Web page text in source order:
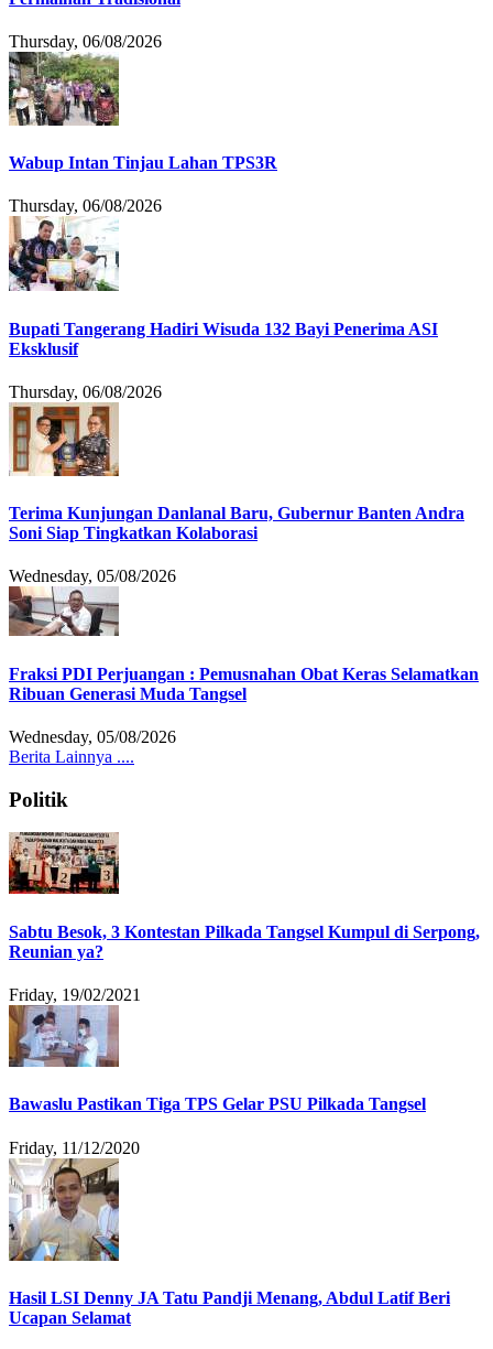
Thursday, 06/08/2026
Wabup Intan Tinjau Lahan TPS3R
Thursday, 06/08/2026
Bupati Tangerang Hadiri Wisuda 132 Bayi Penerima ASI
Eksklusif
Thursday, 06/08/2026
Terima Kunjungan Danlanal Baru, Gubernur Banten Andra
Soni Siap Tingkatkan Kolaborasi
Wednesday, 05/08/2026
Fraksi PDI Perjuangan : Pemusnahan Obat Keras Selamatkan
Ribuan Generasi Muda Tangsel
Wednesday, 05/08/2026
Berita Lainnya ....
Politik
Sabtu Besok, 3 Kontestan Pilkada Tangsel Kumpul di Serpong,
Reunian ya?
Friday, 19/02/2021
Bawaslu Pastikan Tiga TPS Gelar PSU Pilkada Tangsel
Friday, 11/12/2020
Hasil LSI Denny JA Tatu Pandji Menang, Abdul Latif Beri
Ucapan Selamat